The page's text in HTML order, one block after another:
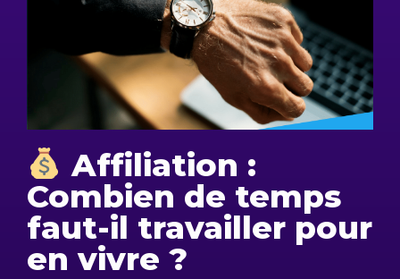
Affiliation :
Combien de temps
faut-il travailler pour
en vivre ?